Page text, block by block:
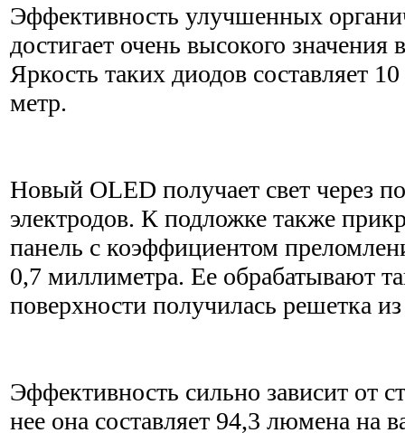
Эффективность улучшенных
достигает очень высокого
Яркость таких диодов составляет
метр.
Новый OLED получает свет через
электродов. К подложке также
панель с коэффициентом
0,7 миллиметра. Ее обрабатывают
поверхности получилась решетка
Эффективность сильно зависит от
нее она составляет 94,3 люмена на